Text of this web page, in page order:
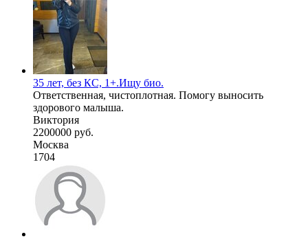
35 лет, без КС, 1+.Ищу био.
Ответственная, чистоплотная. Помогу выносить
здорового малыша.
Виктория
2200000 руб.
Москва
1704